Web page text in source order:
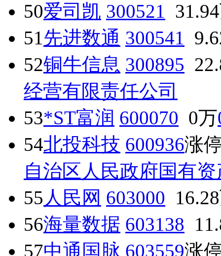
50爱司凯 300521
51先进数通 300541
52铜牛信息 300895
经营有限责任公司
53*ST富润 600070 0万
54北投科技 600936涨
自治区人民政府国有
55 人民网 603000
56海量数据 603138
57中通国脉 603559涨